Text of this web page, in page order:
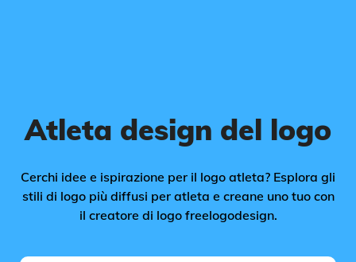
Atleta design del logo
Cerchi idee e ispirazione per il logo atleta? Esplora gli
stili di logo più diffusi per atleta e creane uno tuo con
il creatore di logo freelogodesign.